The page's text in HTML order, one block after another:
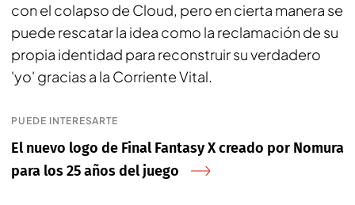
con el colapso de Cloud, pero en cierta manera se
puede rescatar la idea como la reclamación de su
propia identidad para reconstruir su verdadero
'yo' gracias a la Corriente Vital.
PUEDE INTERESARTE
El nuevo logo de Final Fantasy X creado por Nomura
para los 25 años del juego